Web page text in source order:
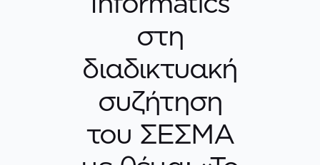
στη
διαδικτυακή
συζήτηση
του ΣΕΣΜΑ